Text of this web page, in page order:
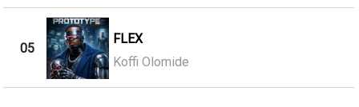
05
FLEX
Koffi Olomide